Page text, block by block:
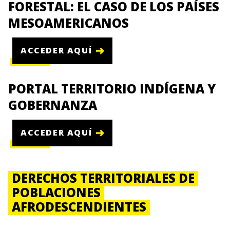
FORESTAL: EL CASO DE LOS PAÍSES
MESOAMERICANOS
ACCEDER AQUÍ
PORTAL TERRITORIO INDÍGENA Y
GOBERNANZA
ACCEDER AQUÍ
DERECHOS TERRITORIALES DE
POBLACIONES
AFRODESCENDIENTES